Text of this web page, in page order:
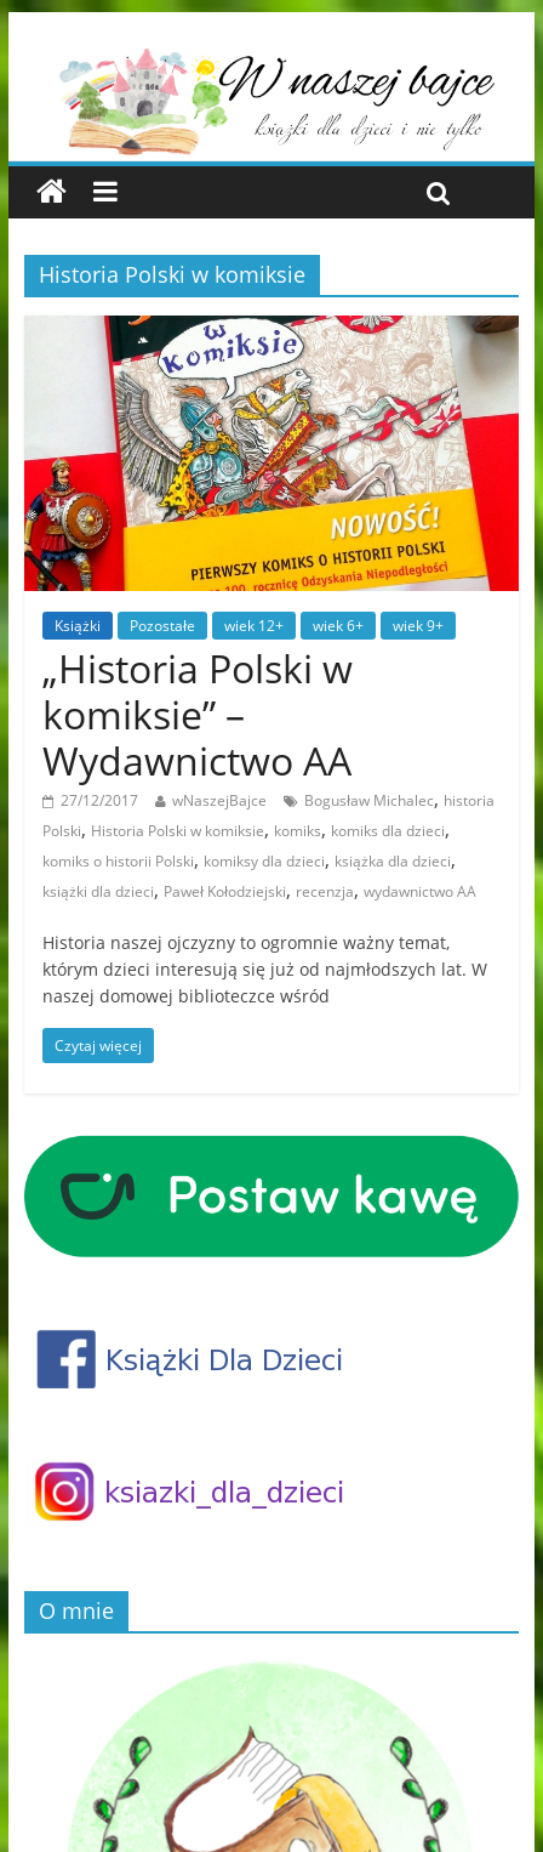
Historia Polski w komiksie
Książki Pozostałe wiek 12+ wiek 6+ wiek 9+
„Historia Polski w
komiksie” –
Wydawnictwo AA
27/12/2017 wNaszejBajce Bogusław Michalec, historia
Polski, Historia Polski w komiksie, komiks, komiks dla dzieci,
komiks o historii Polski, komiksy dla dzieci, książka dla dzieci,
książki dla dzieci, Paweł Kołodziejski, recenzja, wydawnictwo AA
Historia naszej ojczyzny to ogromnie ważny temat,
którym dzieci interesują się już od najmłodszych lat. W
naszej domowej biblioteczce wśród
Czytaj więcej
O mnie